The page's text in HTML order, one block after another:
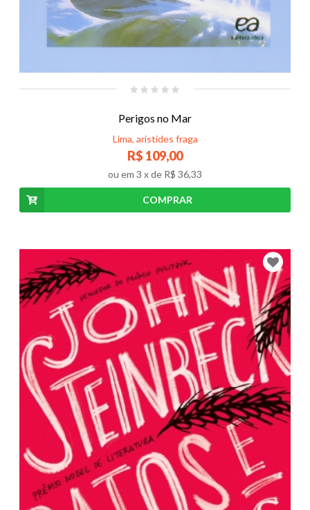
Perigos no Mar
Lima, aristides fraga
R$ 109,00
ou em 3 x de R$ 36,33
COMPRAR